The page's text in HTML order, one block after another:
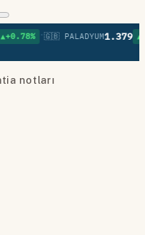
•🇬🇧 PALADYUM1.379 ▲+0.75%
notları